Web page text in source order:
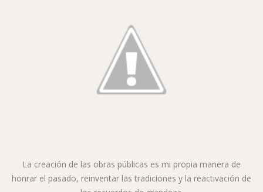
La creación de las obras públicas es mi propia manera de
honrar el pasado, reinventar las tradiciones y la reactivación de